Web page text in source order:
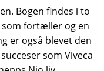
Bogen findes i to
som fortæller og en
er også blevet den
som Viveca